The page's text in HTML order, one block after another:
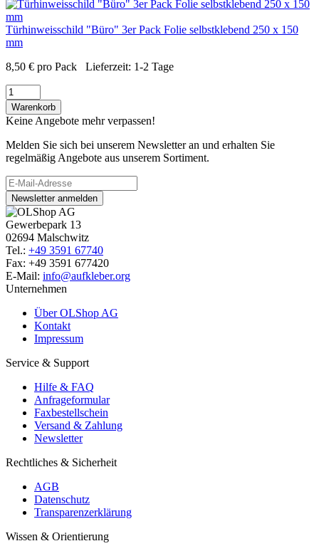
Türhinweisschild "Büro" 3er Pack Folie selbstklebend 250 x 150
mm
8,50 € pro Pack Lieferzeit: 1-2 Tage
Warenkorb
Keine Angebote mehr verpassen!
Melden Sie sich bei unserem Newsletter an und erhalten Sie
regelmäßig Angebote aus unserem Sortiment.
Newsletter anmelden
Gewerbepark 13
02694 Malschwitz
Tel.: +49 3591 67740
Fax: +49 3591 677420
E-Mail: info@aufkleber.org
Unternehmen
Über OLShop AG
Kontakt
Impressum
Service & Support
Hilfe & FAQ
Anfrageformular
Faxbestellschein
Versand & Zahlung
Newsletter
Rechtliches & Sicherheit
AGB
Datenschutz
Transparenzerklärung
Wissen & Orientierung